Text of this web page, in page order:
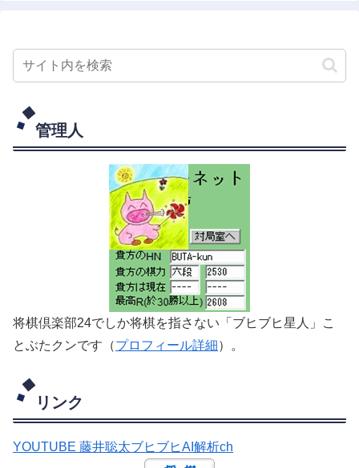
管理人
将棋倶楽部24でしか将棋を指さない「ブヒブヒ星人」こ
とぶたクンです（プロフィール詳細）。
リンク
YOUTUBE 藤井聡太ブヒブヒAI解析ch